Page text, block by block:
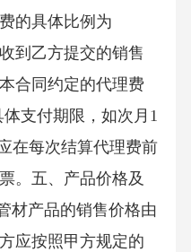
的具体比例为
到乙方提交的销售
合同约定的代理费
支付期限，如次月1
在每次结算代理费前
。五、产品价格及
材产品的销售价格由
应按照甲方规定的